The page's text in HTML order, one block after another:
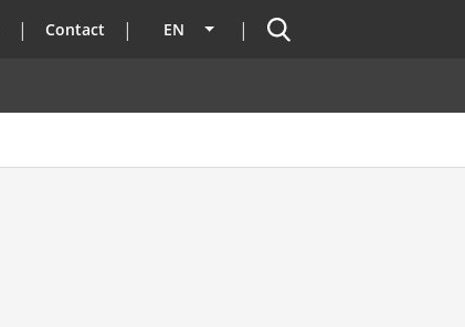
Contact EN List additional actions
Search